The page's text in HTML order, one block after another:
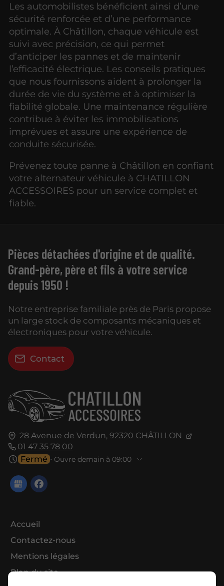
Les automobilistes bénéficient ainsi d’une
sécurité renforcée et d’une performance
optimale. À Châtillon, chaque véhicule est
suivi avec précision, ce qui permet
d’anticiper les pannes et de maintenir
l’efficacité électrique. Les conseils pratiques
que nous fournissons aident à prolonger la
durée de vie du système et à optimiser la
fiabilité globale. Une maintenance régulière
contribue à éviter les immobilisations
imprévues et assure une expérience de
conduite sécurisée.
Prévenez toute panne à Châtillon en confiant
votre alternateur véhicule à CHATILLON
ACCESSOIRES pour un service complet et
fiable.
28 Avenue de Verdun, 92320 CHÂTILLON
01 47 35 78 00
Fermé ⋅ Ouvre demain à 09:00
Accueil
Contactez-nous
Mentions légales
Plan du site
Pièces détachées d'origine et de qualité.
Grand-père, père et fils à votre service
depuis 1950 !
Notre entreprise familiale près de Paris propose
un large stock de composants mécaniques et
électroniques pour votre véhicule.
Contact